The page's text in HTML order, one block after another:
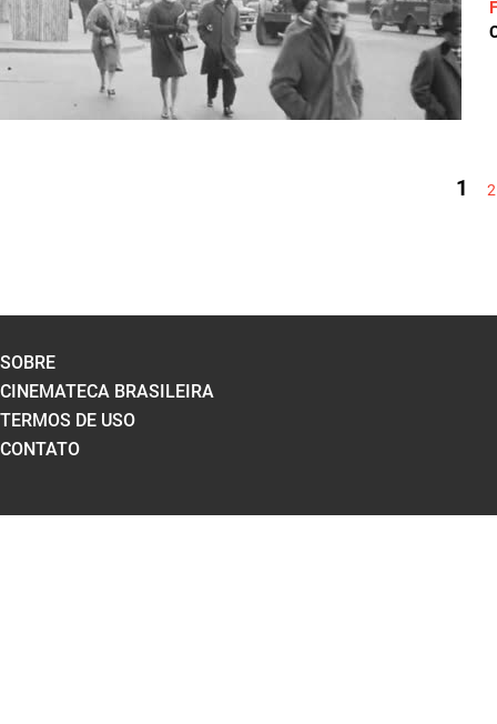
1 2
SOBRE
CINEMATECA BRASILEIRA
TERMOS DE USO
CONTATO